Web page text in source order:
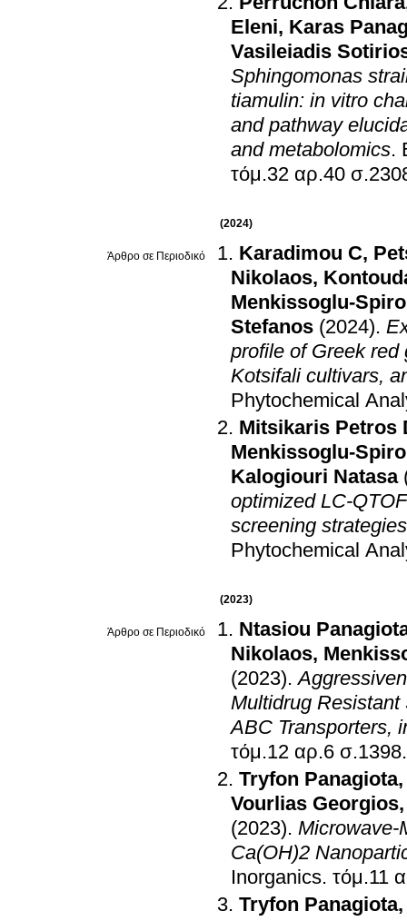
Eleni, Karas
Vasileiadis
Sphingomonas
tiamulin: in vitro
and pathway
and metabolomics.
τόμ.32
(2024)
Άρθρο σε Περιοδικό Karadimou C,
Nikolaos,
Menkissoglu-
Stefanos (2024).
profile of Greek red
Kotsifali cultivars,
Phytochemical
Mitsikaris Petros
Menkissoglu-
Kalogiouri Natasa
optimized LC-
screening
Phytochemical
(2023)
Άρθρο σε Περιοδικό
Ntasiou
Nikolaos,
(2023).
Multidrug
ABC Transporters,
τόμ.12 αρ.6 σ.1398.
Tryfon Panagiota
Vourlias Georgios
(2023). Microwave-
Ca(OH)2
Inorganics.
Tryfon Panagiota